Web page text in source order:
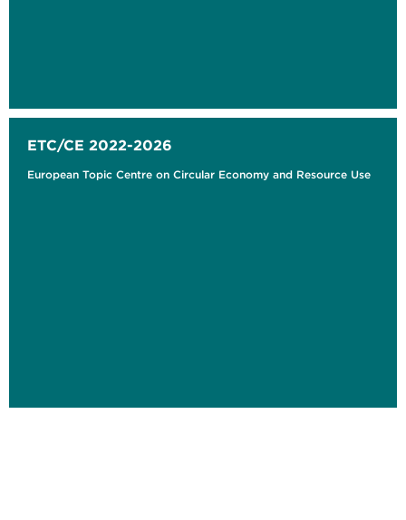
ETC/CE 2022-2026
European Topic Centre on Circular Economy and Resource Use